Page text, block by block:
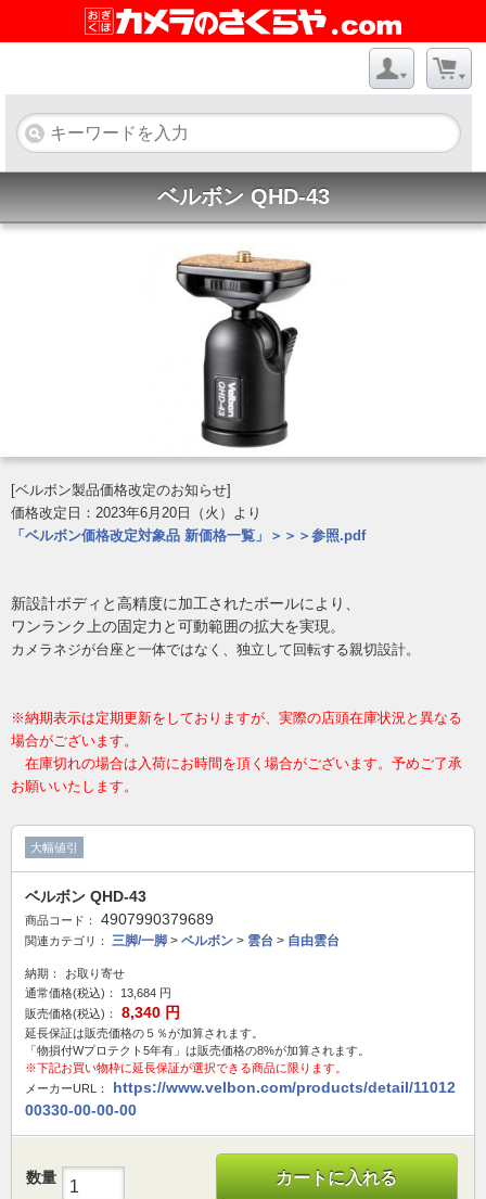
ベルボン QHD-43
[ベルボン製品価格改定のお知らせ]
価格改定日：2023年6月20日（火）より
「ベルボン価格改定対象品 新価格一覧」
＞＞＞参照.pdf
新設計ボディと高精度に加工されたボールにより、
ワンランク上の固定力と可動範囲の拡大を実現。
カメラネジが台座と一体ではなく、独立して回転する親切設計。
※納期表示は定期更新をしておりますが、実際の店頭在庫状況と異なる
場合がございます。
在庫切れの場合は入荷にお時間を頂く場合がございます。予めご了承
お願いいたします。
大幅値引
ベルボン QHD-43
商品コード： 4907990379689
関連カテゴリ： 三脚/一脚 > ベルボン > 雲台 > 自由雲台
納期：
お取り寄せ
通常価格(税込)：
13,684 円
販売価格(税込)：
8,340 円
延長保証は販売価格の５％が加算されます。
「物損付Wプロテクト5年有」は販売価格の8%が加算されます。
※下記お買い物枠に延長保証が選択できる商品に限ります。
メーカーURL：
https://www.velbon.com/products/detail/11012
00330-00-00-00
数量 カートに入れる